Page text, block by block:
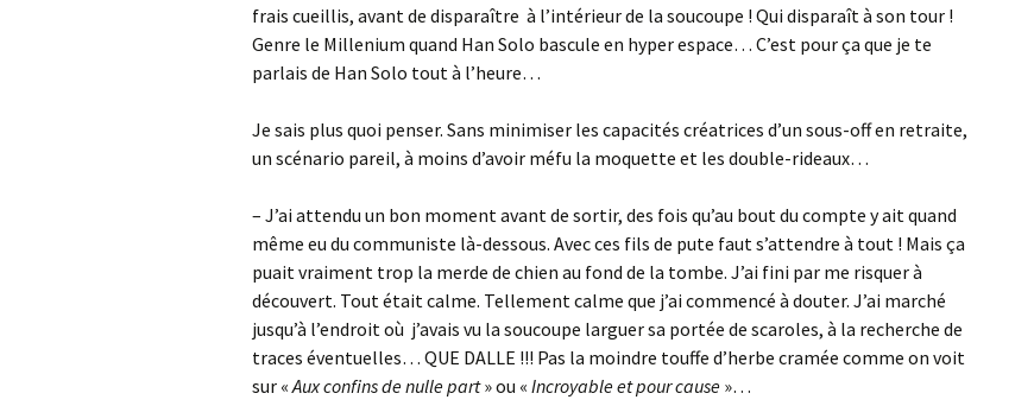
frais cueillis, avant de disparaître à l’intérieur de la soucoupe ! Qui disparaît à son tour !
Genre le Millenium quand Han Solo bascule en hyper espace… C’est pour ça que je te
parlais de Han Solo tout à l’heure…
Je sais plus quoi penser. Sans minimiser les capacités créatrices d’un sous-off en retraite,
un scénario pareil, à moins d’avoir méfu la moquette et les double-rideaux…
– J’ai attendu un bon moment avant de sortir, des fois qu’au bout du compte y ait quand
même eu du communiste là-dessous. Avec ces fils de pute faut s’attendre à tout ! Mais ça
puait vraiment trop la merde de chien au fond de la tombe. J’ai fini par me risquer à
découvert. Tout était calme. Tellement calme que j’ai commencé à douter. J’ai marché
jusqu’à l’endroit où j’avais vu la soucoupe larguer sa portée de scaroles, à la recherche de
traces éventuelles… QUE DALLE !!! Pas la moindre touffe d’herbe cramée comme on voit
sur «Aux confins de nulle part» ou « Incroyable et pour cause »…